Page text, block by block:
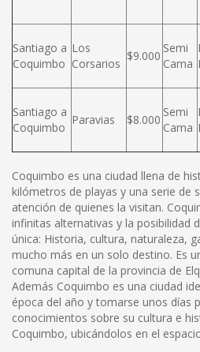
Santiago a
Coquimbo
Los
Corsarios
$9.000
Semi
Cama
Santiago a
Coquimbo
Paravias $8.000
Semi
Cama
Coquimbo es una ciudad llena de
kilómetros de playas y una serie de
atención de quienes la visitan.
infinitas alternativas y la posibilidad
única: Historia, cultura, naturaleza,
mucho más en un solo destino. Es
comuna capital de la provincia de
Además Coquimbo es una ciudad
época del año y tomarse unos días
conocimientos sobre su cultura e
Coquimbo, ubicándolos en el